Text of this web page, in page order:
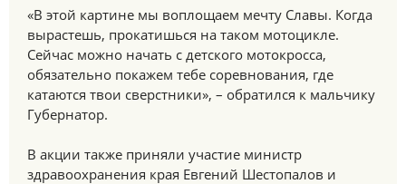
«В этой картине мы воплощаем мечту Славы. Когда
вырастешь, прокатишься на таком мотоцикле.
Сейчас можно начать с детского мотокросса,
обязательно покажем тебе соревнования, где
катаются твои сверстники», – обратился к мальчику
Губернатор.
В акции также приняли участие министр
здравоохранения края Евгений Шестопалов и